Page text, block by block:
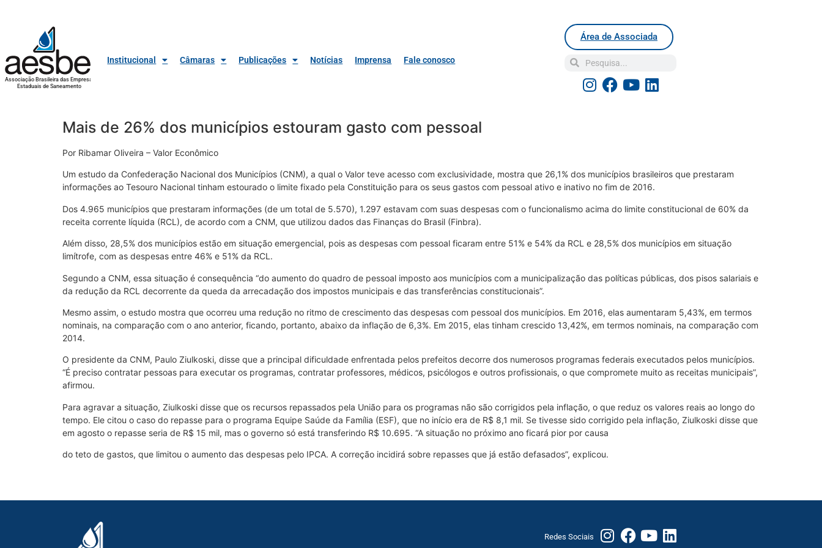
Associação Brasileira das Empresas
Estaduais de Saneamento
Institucional Câmaras Publicações Notícias Imprensa Fale conosco
Área de Associada
Mais de 26% dos municípios estouram gasto com pessoal
Por Ribamar Oliveira – Valor Econômico
Um estudo da Confederação Nacional dos Municípios (CNM), a qual o Valor teve acesso com exclusividade, mostra que 26,1% dos municípios brasileiros que prestaram
informações ao Tesouro Nacional tinham estourado o limite fixado pela Constituição para os seus gastos com pessoal ativo e inativo no fim de 2016.
Dos 4.965 municípios que prestaram informações (de um total de 5.570), 1.297 estavam com suas despesas com o funcionalismo acima do limite constitucional de 60% da
receita corrente líquida (RCL), de acordo com a CNM, que utilizou dados das Finanças do Brasil (Finbra).
Além disso, 28,5% dos municípios estão em situação emergencial, pois as despesas com pessoal ficaram entre 51% e 54% da RCL e 28,5% dos municípios em situação
limítrofe, com as despesas entre 46% e 51% da RCL.
Segundo a CNM, essa situação é consequência “do aumento do quadro de pessoal imposto aos municípios com a municipalização das políticas públicas, dos pisos salariais e
da redução da RCL decorrente da queda da arrecadação dos impostos municipais e das transferências constitucionais”.
Mesmo assim, o estudo mostra que ocorreu uma redução no ritmo de crescimento das despesas com pessoal dos municípios. Em 2016, elas aumentaram 5,43%, em termos
nominais, na comparação com o ano anterior, ficando, portanto, abaixo da inflação de 6,3%. Em 2015, elas tinham crescido 13,42%, em termos nominais, na comparação com
2014.
O presidente da CNM, Paulo Ziulkoski, disse que a principal dificuldade enfrentada pelos prefeitos decorre dos numerosos programas federais executados pelos municípios.
“É preciso contratar pessoas para executar os programas, contratar professores, médicos, psicólogos e outros profissionais, o que compromete muito as receitas municipais”,
afirmou.
Para agravar a situação, Ziulkoski disse que os recursos repassados pela União para os programas não são corrigidos pela inflação, o que reduz os valores reais ao longo do
tempo. Ele citou o caso do repasse para o programa Equipe Saúde da Família (ESF), que no início era de R$ 8,1 mil. Se tivesse sido corrigido pela inflação, Ziulkoski disse que
em agosto o repasse seria de R$ 15 mil, mas o governo só está transferindo R$ 10.695. “A situação no próximo ano ficará pior por causa
do teto de gastos, que limitou o aumento das despesas pelo IPCA. A correção incidirá sobre repasses que já estão defasados”, explicou.
Redes Sociais